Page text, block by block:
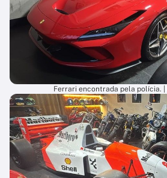
Ferrari encontrada pela polícia. |